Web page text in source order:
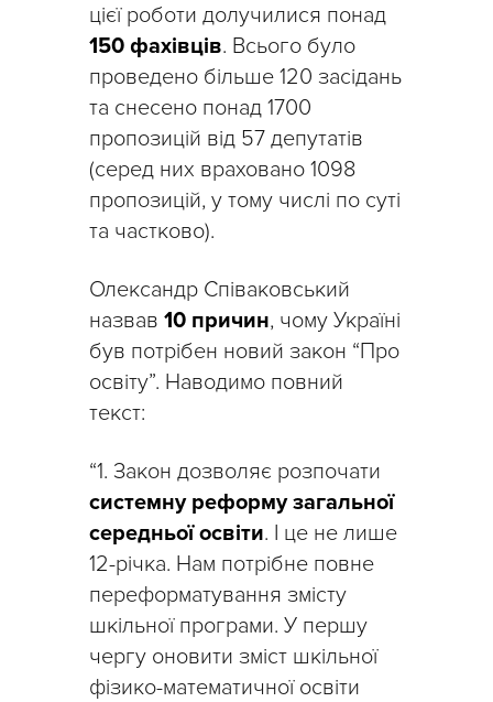
цієї роботи долучилися понад
150 фахівців. Всього було
проведено більше 120 засідань
та снесено понад 1700
пропозицій від 57 депутатів
(серед них враховано 1098
пропозицій, у тому числі по суті
та частково).
Олександр Співаковський
назвав 10 причин, чому Україні
був потрібен новий закон “Про
освіту”. Наводимо повний
текст:
“1. Закон дозволяє розпочати
системну реформу загальної
середньої освіти. І це не лише
12-річка. Нам потрібне повне
переформатування змісту
шкільної програми. У першу
чергу оновити зміст шкільної
фізико-математичної освіти